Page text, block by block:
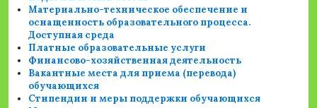
Материально-техническое обеспечение и
оснащенность образовательного процесса.
Доступная среда
Платные образовательные услуги
Финансово-хозяйственная деятельность
Вакантные места для приема (перевода)
обучающихся
Стипендии и меры поддержки обучающихся